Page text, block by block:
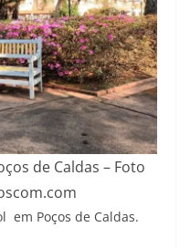
de Caldas – Foto
em Poços de Caldas.